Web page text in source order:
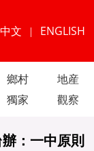
文 | ENGLISH
鄉村
地産
獨家 觀察
：一中原則